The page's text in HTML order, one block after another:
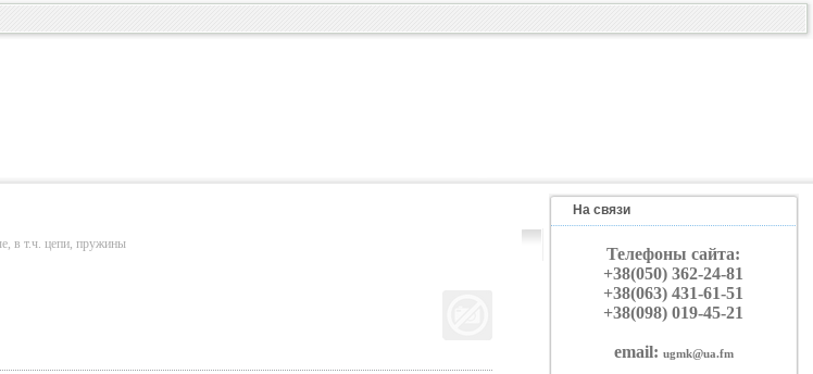
в т.ч. цепи, пружины
На связи
Телефоны сайта:
+38(050) 362-24-81
+38(063) 431-61-51
+38(098) 019-45-21
email: ugmk@ua.fm